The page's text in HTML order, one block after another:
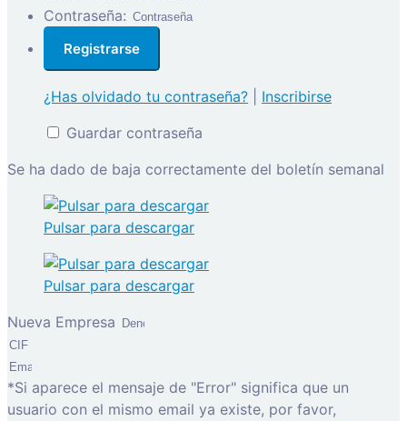
Contraseña:
¿Has olvidado tu contraseña?
Inscribirse
Guardar contraseña
Se ha dado de baja correctamente del boletín semanal
Pulsar para descargar
Pulsar para descargar
Nueva Empresa
*Si aparece el mensaje de "Error" significa que un
usuario con el mismo email ya existe, por favor,